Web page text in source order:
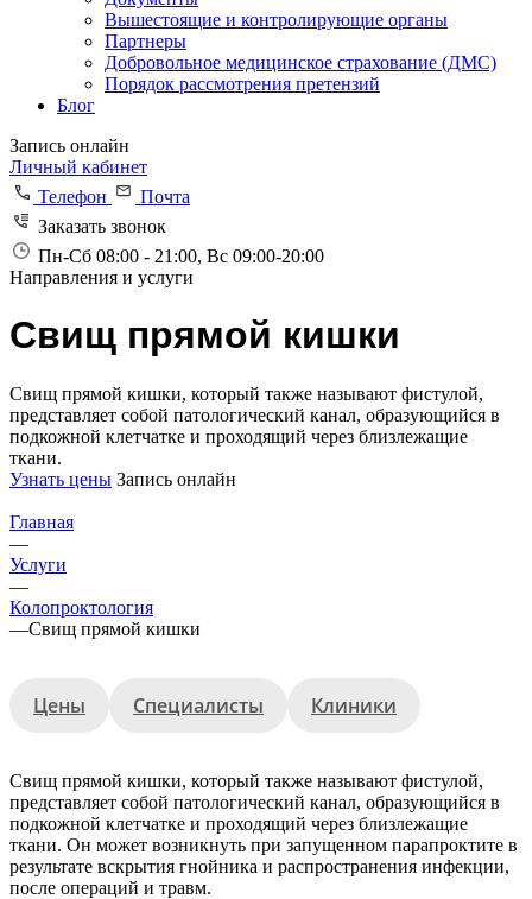
Вышестоящие и контролирующие органы
Партнеры
Добровольное медицинское страхование (ДМС)
Порядок рассмотрения претензий
Блог
Запись онлайн
Личный кабинет
Телефон
Почта
Заказать звонок
Пн-Сб 08:00 - 21:00, Вс 09:00-20:00
Направления и услуги
Свищ прямой кишки
Свищ прямой кишки, который также называют фистулой,
представляет собой патологический канал, образующийся в
подкожной клетчатке и проходящий через близлежащие
ткани.
Узнать цены Запись онлайн
Главная
—
Услуги
—
Колопроктология
—Свищ прямой кишки
Цены Специалисты Клиники
Свищ прямой кишки, который также называют фистулой,
представляет собой патологический канал, образующийся в
подкожной клетчатке и проходящий через близлежащие
ткани. Он может возникнуть при запущенном парапроктите в
результате вскрытия гнойника и распространения инфекции,
после операций и травм.